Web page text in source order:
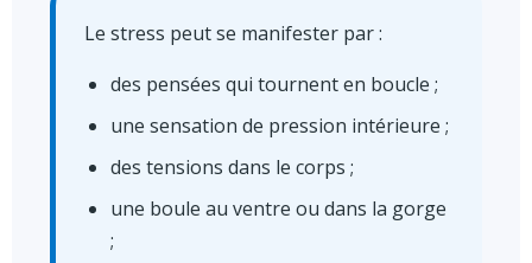
Le stress peut se manifester par :
des pensées qui tournent en boucle ;
une sensation de pression intérieure ;
des tensions dans le corps ;
une boule au ventre ou dans la gorge
;